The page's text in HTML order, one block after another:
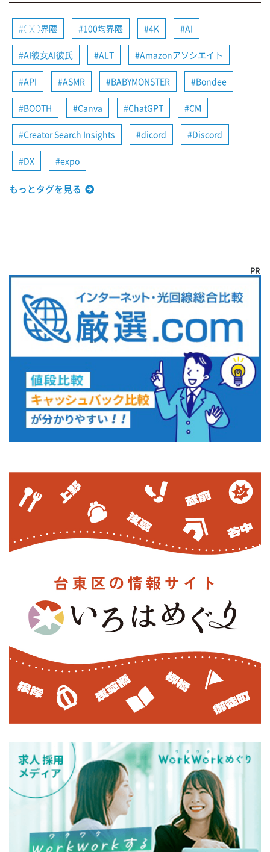
◯◯界隈 100均界隈 4K AI
AI彼女AI彼氏 ALT Amazonアソシエイト
API ASMR BABYMONSTER Bondee
BOOTH Canva ChatGPT CM
Creator Search Insights dicord Discord
DX expo
もっとタグを見る
PR